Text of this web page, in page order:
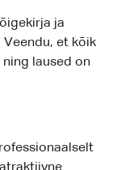
ja
et kõik
laused on